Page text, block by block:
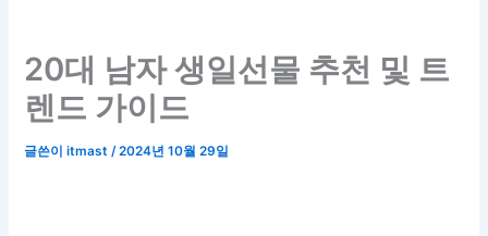
20대 남자 생일선물 추천 및 트
렌드 가이드
글쓴이itmast/2024년 10월 29일